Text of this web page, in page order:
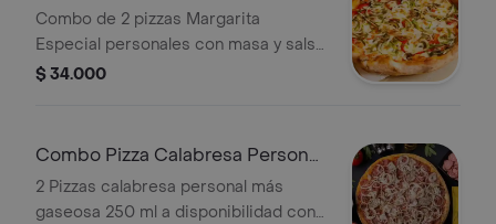
X2
Combo de 2 pizzas Margarita
Especial personales con masa y salsa
de la casa, queso mozzarella, jamón,
$ 34.000
Combo Pizza Calabresa Personal
X2
2 Pizzas calabresa personal más
gaseosa 250 ml a disponibilidad con